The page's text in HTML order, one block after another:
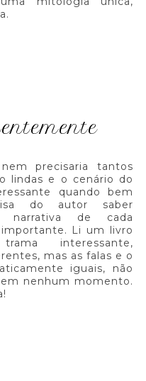
precisaria tantos
lindas e o cenário do
quando bem
do autor saber
narrativa de cada
Li um livro
interessante,
mas as falas e o
iguais, não
nenhum momento.